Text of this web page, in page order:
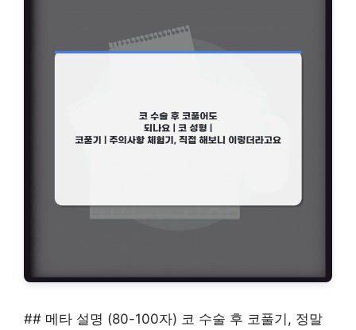
## 메타 설명 (80-100자) 코 수술 후 코풀기, 정말